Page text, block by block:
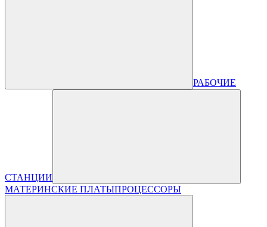
РАБОЧИЕ
СТАНЦИИ
МАТЕРИНСКИЕ ПЛАТЫПРОЦЕССОРЫ